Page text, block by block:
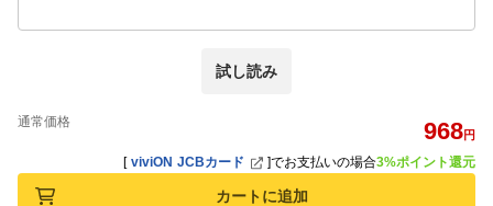
試し読み
通常価格 968円
[ viviON JCBカード ]でお支払いの場合3%ポイント還元
カートに追加